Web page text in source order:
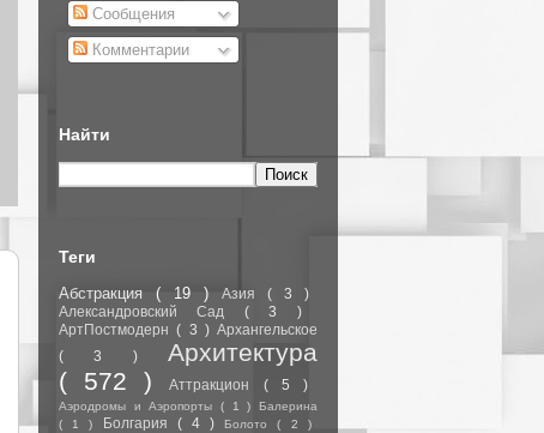
Сообщения
Комментарии
Найти
Теги
Абстракция ( 19 ) Азия ( 3 )
Александровский Сад ( 3 )
АртПостмодерн( 3 ) Архангельское
( 3 ) Архитектура
( 572 )Аттракцион ( 5 )
Аэродромы и Аэропорты ( 1 ) Балерина
( 1 )
Болгария ( 4 ) Болото( 2 )